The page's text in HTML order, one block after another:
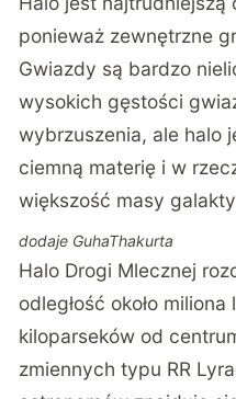
ponieważ zewnętrzne
Gwiazdy są bardzo
wysokich gęstości
wybrzuszenia, ale halo
ciemną materię i w
większość masy
dodaje GuhaThakurta
Halo Drogi Mlecznej
odległość około
kiloparseków od
zmiennych typu RR